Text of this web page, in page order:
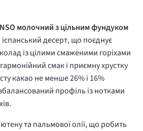
молочний з цільним фундуком
десерт, що поєднує
із цілими смаженими горіхами
смак і приємну хрустку
какао не менше 26% і 16%
профіль із нотками
та пальмової олії, що робить